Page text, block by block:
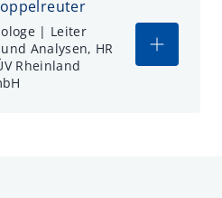
| Leiter
Analysen, HR
Rheinland